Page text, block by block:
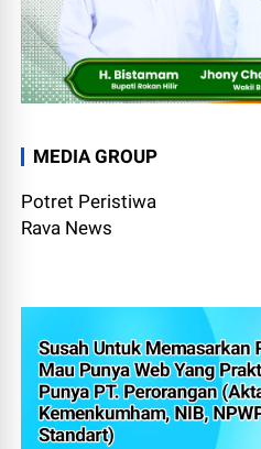
MEDIA GROUP
Potret Peristiwa
Rava News